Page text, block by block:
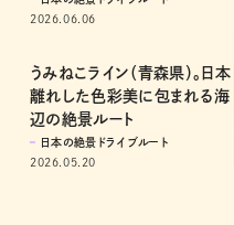
2026.06.06
うみねこライン（青森県）。日本
離れした色彩美に包まれる海
辺の絶景ルート
日本の絶景ドライブルート
2026.05.20